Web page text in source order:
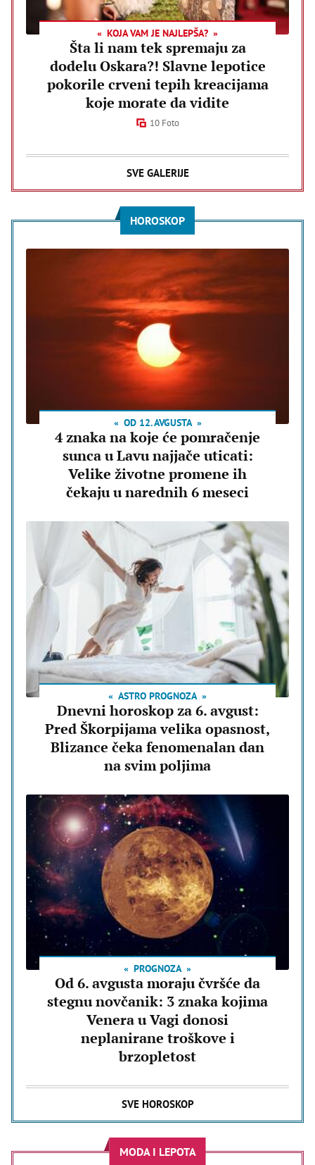
KOJA VAM JE NAJLEPŠA?
Šta li nam tek spremaju za
dodelu Oskara?! Slavne lepotice
pokorile crveni tepih kreacijama
koje morate da vidite
10 Foto
SVE GALERIJE
HOROSKOP
OD 12. AVGUSTA
4 znaka na koje će pomračenje
sunca u Lavu najjače uticati:
Velike životne promene ih
čekaju u narednih 6 meseci
ASTRO PROGNOZA
Dnevni horoskop za 6. avgust:
Pred Škorpijama velika opasnost,
Blizance čeka fenomenalan dan
na svim poljima
PROGNOZA
Od 6. avgusta moraju čvršće da
stegnu novčanik: 3 znaka kojima
Venera u Vagi donosi
neplanirane troškove i
brzopletost
SVE HOROSKOP
MODA I LEPOTA